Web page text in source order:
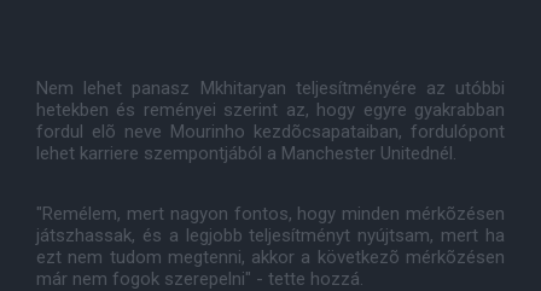
Nem lehet panasz Mkhitaryan teljesítményére az utóbbi
hetekben és reményei szerint az, hogy egyre gyakrabban
fordul elõ neve Mourinho kezdõcsapataiban, fordulópont
lehet karriere szempontjából a Manchester Unitednél.
"Remélem, mert nagyon fontos, hogy minden mérkõzésen
játszhassak, és a legjobb teljesítményt nyújtsam, mert ha
ezt nem tudom megtenni, akkor a következõ mérkõzésen
már nem fogok szerepelni" - tette hozzá.